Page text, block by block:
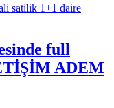
full
ADEM